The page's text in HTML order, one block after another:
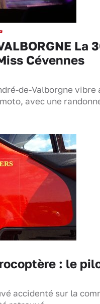
La
Cévennes
de-Valborgne vibre
avec une
: le
accidenté sur la